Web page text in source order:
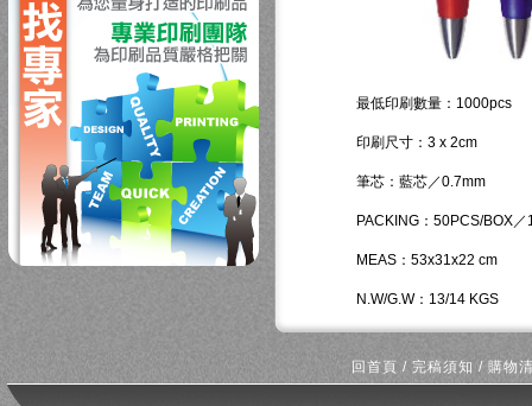
最低印刷數量：1000pcs
印刷尺寸：3 x 2cm
筆芯：藍芯／0.7mm
PACKING：50PCS/BOX
MEAS：53x31x22 cm
N.W/G.W：13/14 KGS
回首頁 /完稿須知 /購物